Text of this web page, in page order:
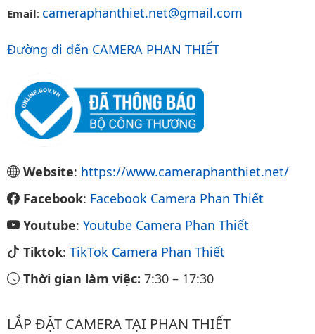
Email: cameraphanthiet.net@gmail.com
Đường đi đến CAMERA PHAN THIẾT
Website: https://www.cameraphanthiet.net/
Facebook: Facebook Camera Phan Thiết
Youtube: Youtube Camera Phan Thiết
Tiktok: TikTok Camera Phan Thiết
Thời gian làm việc: 7:30 – 17:30
LẮP ĐẶT CAMERA TẠI PHAN THIẾT